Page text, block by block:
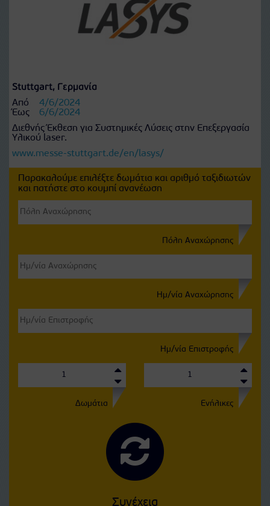
Stuttgart, Γερμανία
Από
4/6/2024
Έως
6/6/2024
Διεθνής Έκθεση για Συστημικές Λύσεις στην Επεξεργασία
Υλικού laser.
www.messe-stuttgart.de/en/lasys/
Παρακαλούμε επιλέξτε δωμάτια και αριθμό ταξιδιωτών
και πατήστε στο κουμπί ανανέωση
Πόλη Αναχώρησης
Ημ/νία Αναχώρησης
Ημ/νία Επιστροφής
Δωμάτια Ενήλικες
Συνέχεια